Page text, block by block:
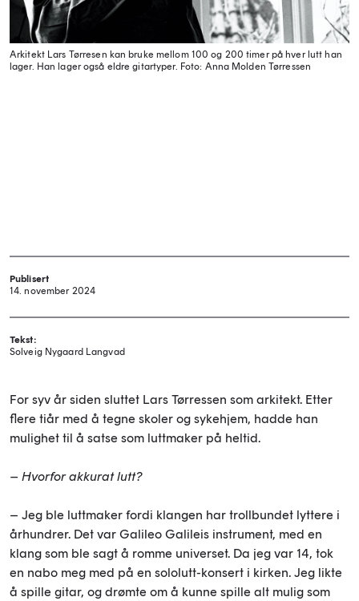
Arkitekt Lars Tørresen kan bruke mellom 100 og 200 timer på hver lutt han
lager. Han lager også eldre gitartyper. Foto: Anna Molden Tørressen
Publisert
14. november 2024
Tekst:
Solveig Nygaard Langvad
For syv år siden sluttet Lars Tørressen som arkitekt. Etter
flere tiår med å tegne skoler og sykehjem, hadde han
mulighet til å satse som luttmaker på heltid.
– Hvorfor akkurat lutt?
– Jeg ble luttmaker fordi klangen har trollbundet lyttere i
århundrer. Det var Galileo Galileis instrument, med en
klang som ble sagt å romme universet. Da jeg var 14, tok
en nabo meg med på en sololutt-konsert i kirken. Jeg likte
å spille gitar, og drømte om å kunne spille alt mulig som